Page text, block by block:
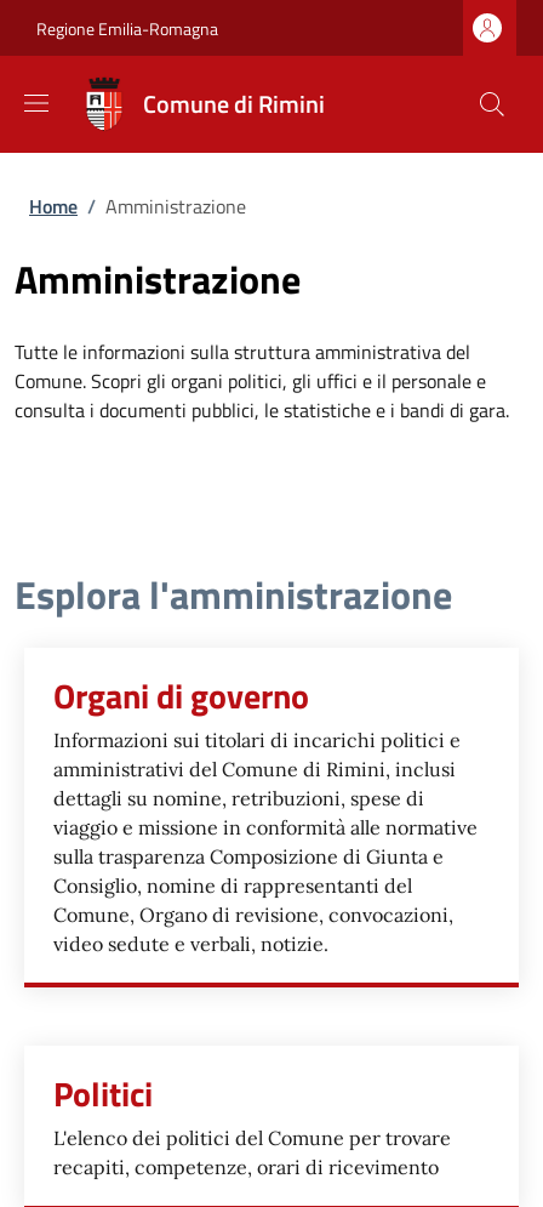
Regione Emilia-Romagna
Comune di Rimini
Briciole di pane
Home / Amministrazione
Amministrazione
Tutte le informazioni sulla struttura amministrativa del
Comune. Scopri gli organi politici, gli uffici e il personale e
consulta i documenti pubblici, le statistiche e i bandi di gara.
Esplora l'amministrazione
Organi di governo
Informazioni sui titolari di incarichi politici e
amministrativi del Comune di Rimini, inclusi
dettagli su nomine, retribuzioni, spese di
viaggio e missione in conformità alle normative
sulla trasparenza Composizione di Giunta e
Consiglio, nomine di rappresentanti del
Comune, Organo di revisione, convocazioni,
video sedute e verbali, notizie.
Politici
L'elenco dei politici del Comune per trovare
recapiti, competenze, orari di ricevimento